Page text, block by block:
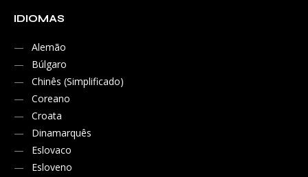
IDIOMAS
Alemão
Búlgaro
Chinês (Simplificado)
Coreano
Croata
Dinamarquês
Eslovaco
Esloveno